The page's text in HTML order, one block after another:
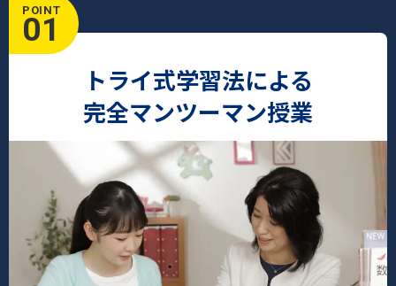
POINT
01
トライ式学習法による
完全マンツーマン授業